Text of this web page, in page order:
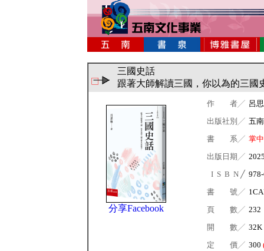
三國史話
跟著大師解讀三國，你以為的三國
分享Facebook
作 者╱ 呂
出版社別╱ 五南
書 系╱ 掌
出版日期╱
I S B N ╱
書 號╱
頁 數╱ 232
開 數╱ 32K
定 價╱ 300